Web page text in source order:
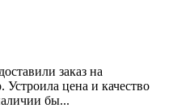
заказ на
Устроила цена и качество
бы...